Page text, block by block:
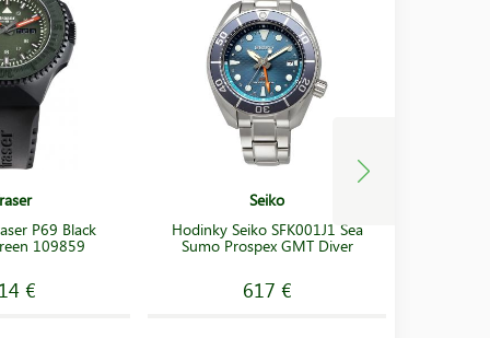
P69 Black
109859
€
Seiko
Hodinky Seiko SFK001J1 Sea
Sumo Prospex GMT Diver
617 €